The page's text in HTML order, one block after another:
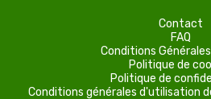
Contact
FAQ
Conditions
Politique de
Politique de
Conditions générales d'utilisation